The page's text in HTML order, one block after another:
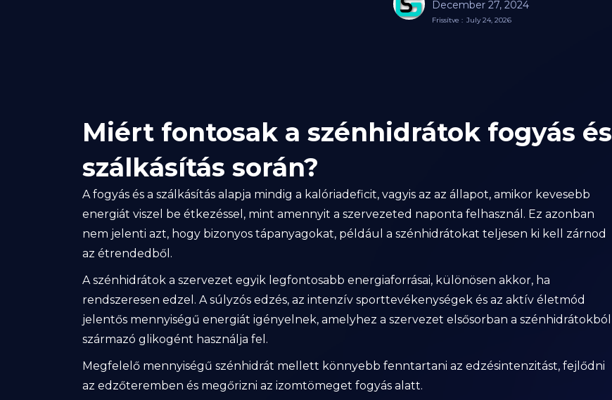
December 27, 2024
Frissítve : July 24, 2026
Miért fontosak a szénhidrátok fogyás és
szálkásítás során?
A fogyás és a szálkásítás alapja mindig a kalóriadeficit, vagyis az az állapot, amikor kevesebb
energiát viszel be étkezéssel, mint amennyit a szervezeted naponta felhasznál. Ez azonban
nem jelenti azt, hogy bizonyos tápanyagokat, például a szénhidrátokat teljesen ki kell zárnod
az étrendedből.
A szénhidrátok a szervezet egyik legfontosabb energiaforrásai, különösen akkor, ha
rendszeresen edzel. A súlyzós edzés, az intenzív sporttevékenységek és az aktív életmód
jelentős mennyiségű energiát igényelnek, amelyhez a szervezet elsősorban a szénhidrátokból
származó glikogént használja fel.
Megfelelő mennyiségű szénhidrát mellett könnyebb fenntartani az edzésintenzitást, fejlődni
az edzőteremben és megőrizni az izomtömeget fogyás alatt.